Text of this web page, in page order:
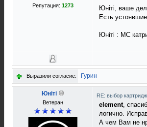
Репутация: 1273
Юнiтi, ваше
Есть
Юнiтi : МС
Выразили согласие: Гурин
Юнiтi
Ветеран
RE: выбор
element,
логично.
А чем Вам не